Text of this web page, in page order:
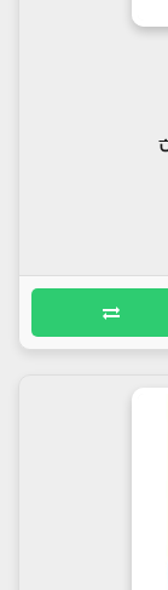
علی (ع)
«ترس
او
کتاب، هم